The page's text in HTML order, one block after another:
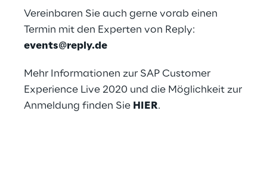
Vereinbaren Sie auch gerne vorab einen
Termin mit den Experten von Reply:
events@reply.de
Mehr Informationen zur SAP Customer
Experience Live 2020 und die Möglichkeit zur
Anmeldung finden Sie HIER.